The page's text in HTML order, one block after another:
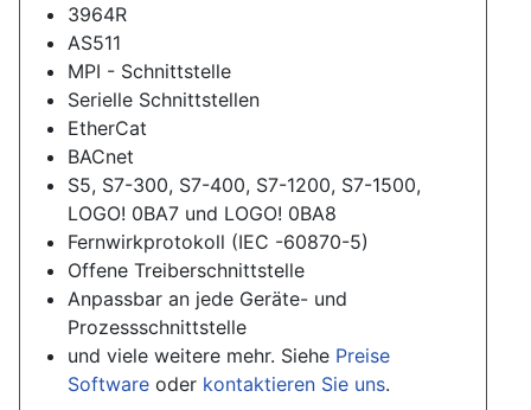
3964R
AS511
MPI - Schnittstelle
Serielle Schnittstellen
EtherCat
BACnet
S5, S7-300, S7-400, S7-1200, S7-1500,
LOGO! 0BA7 und LOGO! 0BA8
Fernwirkprotokoll (IEC -60870-5)
Offene Treiberschnittstelle
Anpassbar an jede Geräte- und
Prozessschnittstelle
und viele weitere mehr. Siehe Preise
Software oder kontaktieren Sie uns.